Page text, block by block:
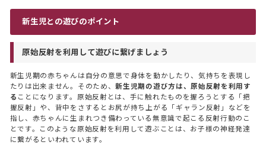
新生児との遊びのポイント
原始反射を利用して遊びに繋げましょう
新生児期の赤ちゃんは自分の意思で身体を動かしたり、気持ちを表現し
たりは出来ません。そのため、新生児期の遊び方は、原始反射を利用す
る ことになります。原始反射とは、手に触れたものを握ろうとする「把
握反射」や、背中をさするとお尻が持ち上がる「ギャラン反射」などを
指し、赤ちゃんに生まれつき備わっている無意識で起こる反射行動のこ
とです。このような原始反射を利用して遊ぶことは、お子様の神経発達
に繋がるといわれています。